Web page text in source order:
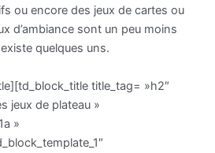
ou encore des jeux de cartes ou
d’ambiance sont un peu moins
quelques uns.
title_tag= »h2″
jeux de plateau »
»